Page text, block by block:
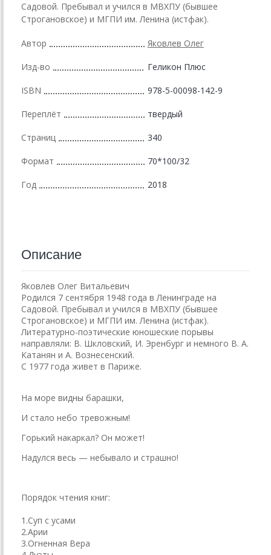
Садовой. Пребывал и учился в МВХПУ (бывшее
Строгановское) и МГПИ им. Ленина (истфак).
Автор Яковлев Олег
Изд-во Геликон Плюс
ISBN 978-5-00098-142-9
Переплёт твердый
Страниц 340
Формат 70*100/32
Год 2018
Описание
Яковлев Олег Витальевич
Родился 7 сентября 1948 года в Ленинграде на
Садовой. Пребывал и учился в МВХПУ (бывшее
Строгановское) и МГПИ им. Ленина (истфак).
Литературно-поэтические юношеские порывы
направляли: В. Шкловский, И. Эренбург и немного В. А.
Катанян и А. Вознесенский.
С 1977 года живет в Париже.
На море видны барашки,
И стало небо тревожным!
Горький накаркал? Он может!
Надулся весь — небывало и страшно!
Порядок чтения книг:
1.Суп с усами
2.Арии
3.Огненная Вера